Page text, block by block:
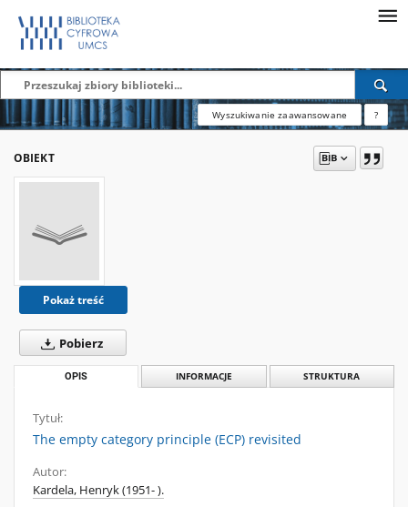
Wyszukiwanie zaawansowane ?
OBIEKT
Pokaż treść
Pobierz
OPIS INFORMACJE STRUKTURA
Tytuł:
The empty category principle (ECP) revisited
Autor:
Kardela, Henryk (1951- ).